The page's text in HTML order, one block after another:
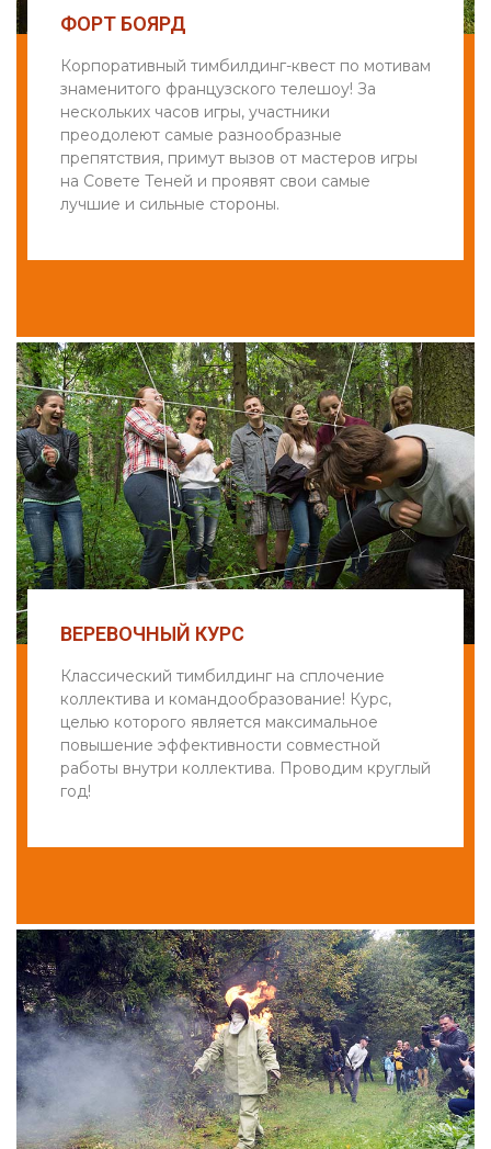
ФОРТ БОЯРД
Корпоративный тимбилдинг-квест по мотивам
знаменитого французского телешоу! За
нескольких часов игры, участники
преодолеют самые разнообразные
препятствия, примут вызов от мастеров игры
на Совете Теней и проявят свои самые
лучшие и сильные стороны.
ВЕРЕВОЧНЫЙ КУРС
Классический тимбилдинг на сплочение
коллектива и командообразование! Курс,
целью которого является максимальное
повышение эффективности совместной
работы внутри коллектива. Проводим круглый
год!